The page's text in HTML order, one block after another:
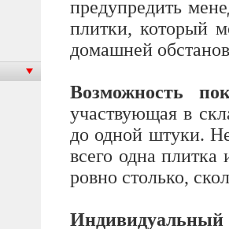
предупредить
плитки, который
домашней
Возможность
участвующая в
до одной штуки.
всего одна
ровно столько,